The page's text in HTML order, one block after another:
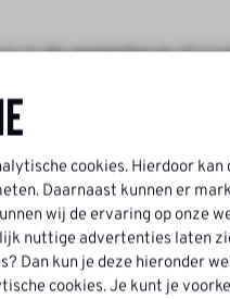
in de wegenbouw of
van medewerkers
tekeningen
cookies. Hierdoor
Daarnaast kunnen er
wij de ervaring op onze
nuttige advertenties laten
Dan kun je deze hieronder
cookies. Je kunt je